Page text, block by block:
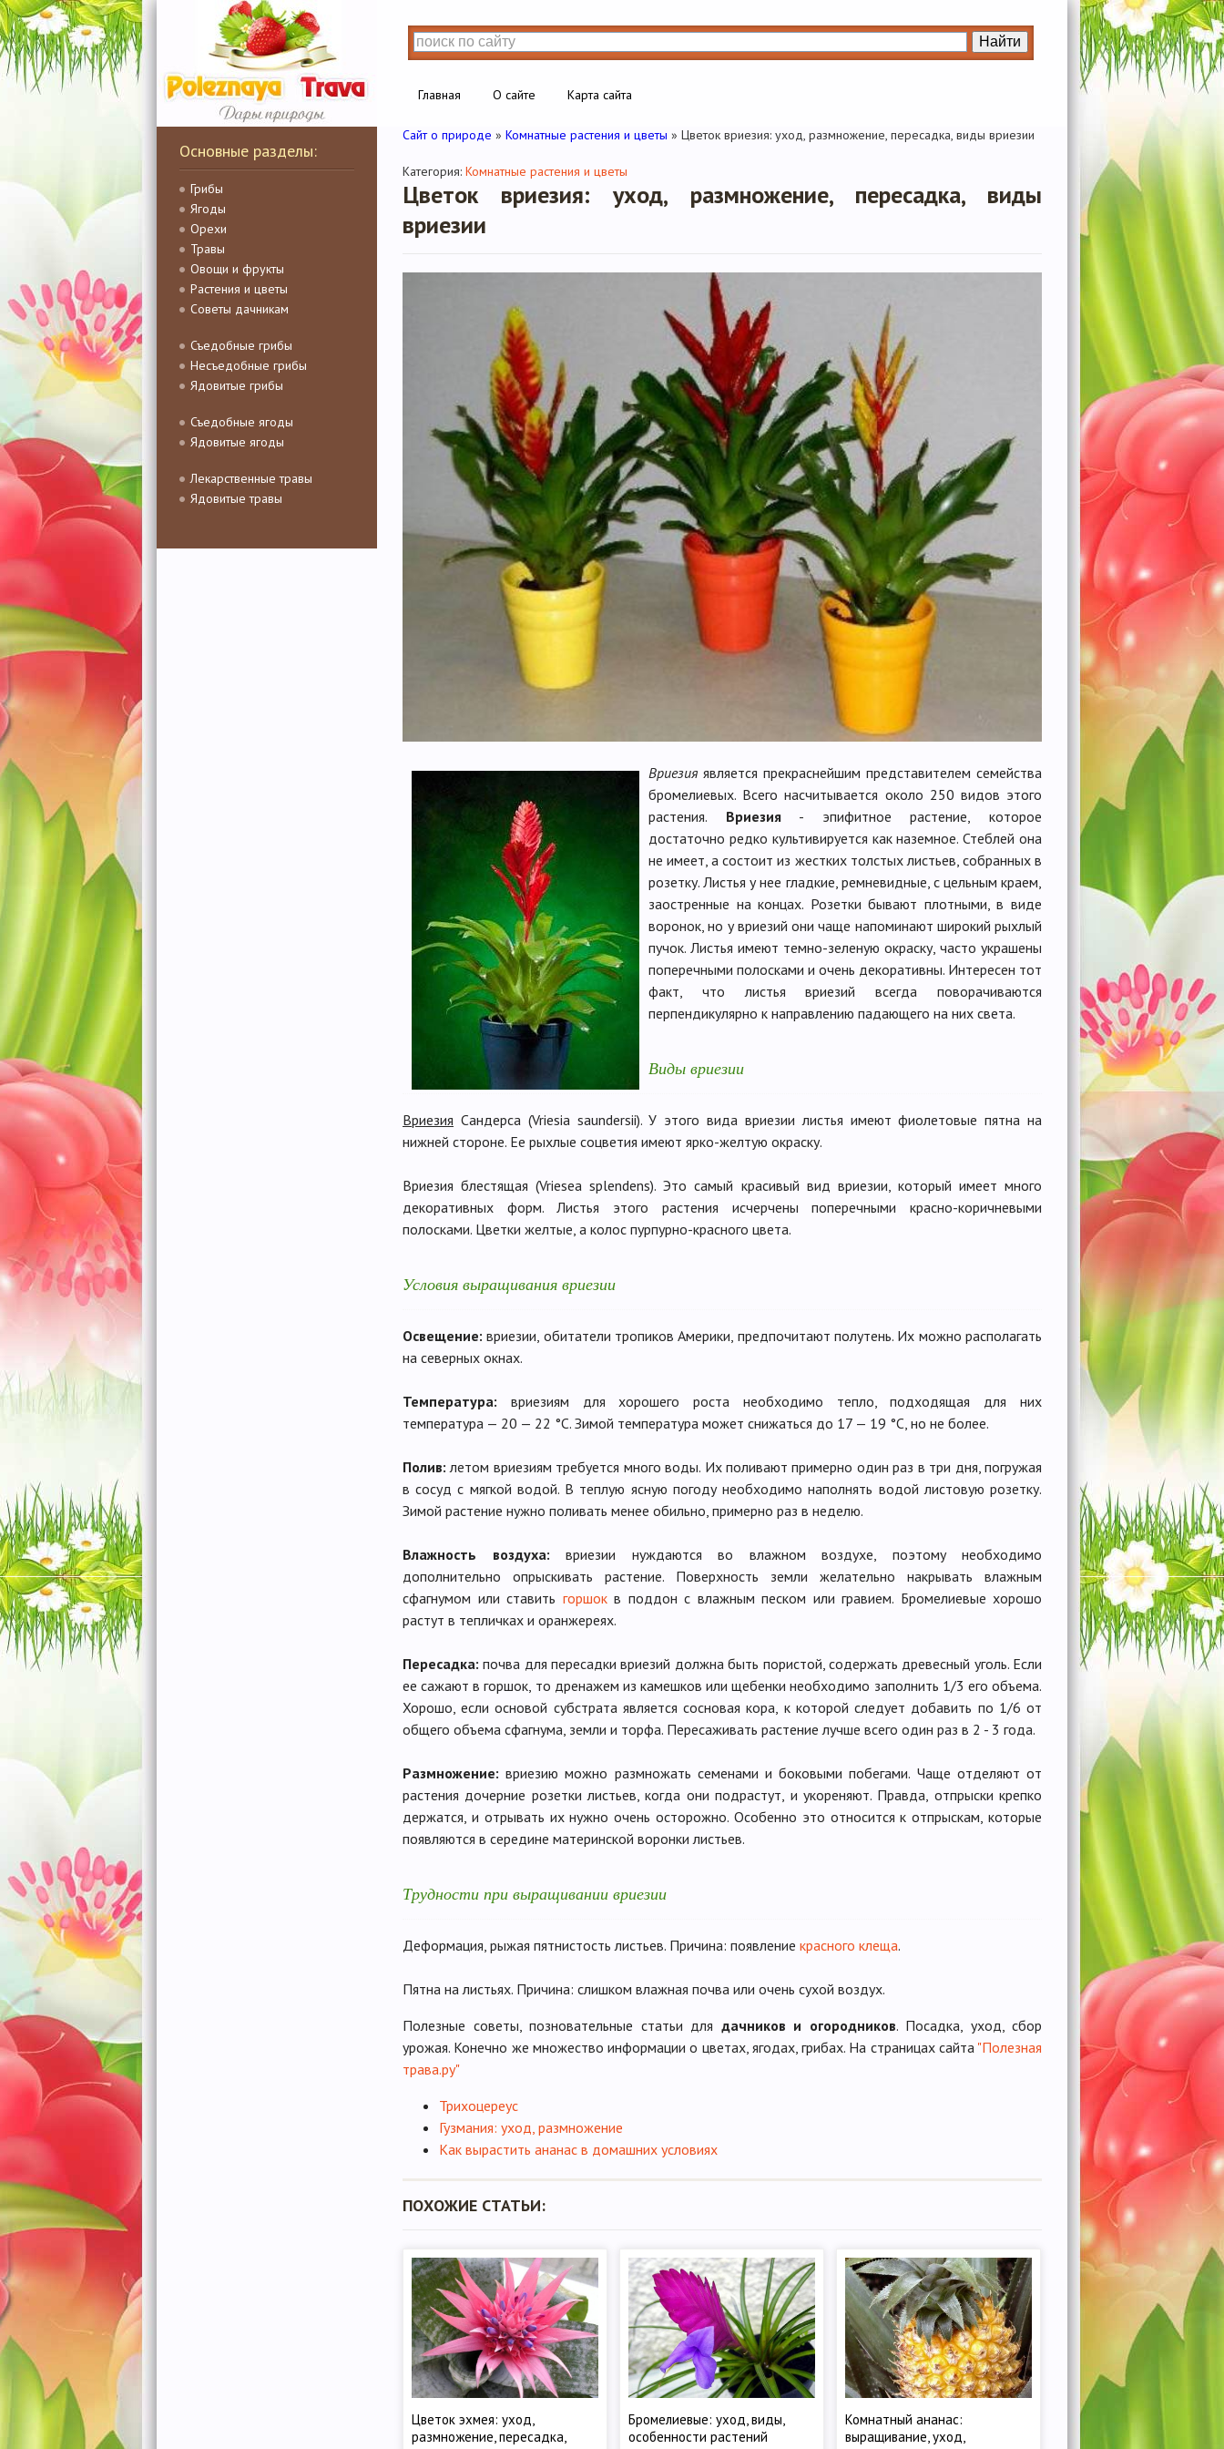
Главная О сайте Карта сайта
Основные разделы:
Грибы
Ягоды
Орехи
Травы
Овощи и фрукты
Растения и цветы
Советы дачникам
Съедобные грибы
Несъедобные грибы
Ядовитые грибы
Съедобные ягоды
Ядовитые ягоды
Лекарственные травы
Ядовитые травы
Сайт о природе » Комнатные растения и цветы » Цветок вриезия: уход, размножение, пересадка, виды вриезии
Категория: Комнатные растения и цветы
Цветок вриезия: уход, размножение, пересадка, виды
вриезии
Вриезияявляется прекраснейшим представителем семейства
бромелиевых. Всего насчитывается около 250 видов этого
растения. Вриезия- эпифитное растение, которое
достаточно редко культивируется как наземное. Стеблей она
не имеет, а состоит из жестких толстых листьев, собранных в
розетку. Листья у нее гладкие, ремневидные, с цельным краем,
заостренные на концах. Розетки бывают плотными, в виде
воронок, но у вриезий они чаще напоминают широкий рыхлый
пучок. Листья имеют темно-зеленую окраску, часто украшены
поперечными полосками и очень декоративны. Интересен тот
факт, что листья вриезий всегда поворачиваются
перпендикулярно к направлению падающего на них света.
Виды вриезии
Вриезия Сандерса (Vriesia saundersii). У этого вида вриезии листья имеют фиолетовые пятна на
нижней стороне. Ее рыхлые соцветия имеют ярко-желтую окраску.
Вриезия блестящая (Vriesea splendens). Это самый красивый вид вриезии, который имеет много
декоративных форм. Листья этого растения исчерчены поперечными красно-коричневыми
полосками. Цветки желтые, а колос пурпурно-красного цвета.
Условия выращивания вриезии
Освещение: вриезии, обитатели тропиков Америки, предпочитают полутень. Их можно располагать
на северных окнах.
Температура: вриезиям для хорошего роста необходимо тепло, подходящая для них
температура — 20 — 22 °С. Зимой температура может снижаться до 17 — 19 °С, но не более.
Полив: летом вриезиям требуется много воды. Их поливают примерно один раз в три дня, погружая
в сосуд с мягкой водой. В теплую ясную погоду необходимо наполнять водой листовую розетку.
Зимой растение нужно поливать менее обильно, примерно раз в неделю.
Влажность воздуха: вриезии нуждаются во влажном воздухе, поэтому необходимо
дополнительно опрыскивать растение. Поверхность земли желательно накрывать влажным
сфагнумом или ставить горшокв поддон с влажным песком или гравием. Бромелиевые хорошо
растут в тепличках и оранжереях.
Пересадка: почва для пересадки вриезий должна быть пористой, содержать древесный уголь. Если
ее сажают в горшок, то дренажем из камешков или щебенки необходимо заполнить 1/3 его объема.
Хорошо, если основой субстрата является сосновая кора, к которой следует добавить по 1/6 от
общего объема сфагнума, земли и торфа. Пересаживать растение лучше всего один раз в 2 - 3 года.
Размножение: вриезию можно размножать семенами и боковыми побегами. Чаще отделяют от
растения дочерние розетки листьев, когда они подрастут, и укореняют. Правда, отпрыски крепко
держатся, и отрывать их нужно очень осторожно. Особенно это относится к отпрыскам, которые
появляются в середине материнской воронки листьев.
Трудности при выращивании вриезии
Деформация, рыжая пятнистость листьев. Причина: появление красного клеща.
Пятна на листьях. Причина: слишком влажная почва или очень сухой воздух.
Полезные советы, позновательные статьи для дачников и огородников. Посадка, уход, сбор
урожая. Конечно же множество информации о цветах, ягодах, грибах. На страницах сайта "Полезная
трава.ру"
Трихоцереус
Гузмания: уход, размножение
Как вырастить ананас в домашних условиях
ПОХОЖИЕ СТАТЬИ:
Цветок эхмея: уход,
размножение, пересадка,
Бромелиевые: уход, виды,
особенности растений
Комнатный ананас:
выращивание, уход,